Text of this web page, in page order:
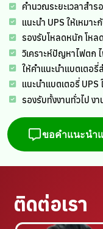
คำนวณระยะเวลาสำร
แนะนำ UPS ให้เหมา
รองรับโหลดหนัก โหล
วิเคราะห์ปัญหาไฟตก
ให้คำแนะนำแบตเตอรี่
แนะนำแบตเตอรี่ UPS
รองรับทั้งงานทั่วไป ง
ขอคำแนะนำ
ติดต่อเรา